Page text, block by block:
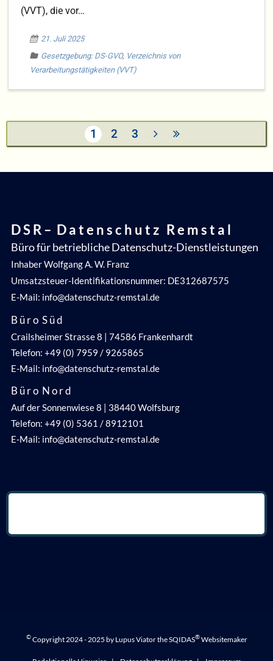
(VVT), die vor…
21. Juli 2025
Gesetzgebung: DS-GVO, Verzeichnis von
Verarbeitungstätigkeiten (VVT)
1 2 3
D S R – D a t e n s c h u t z R e m s t a l
Büro für betriebliche Datenschutz-Dienstleistungen
Inhaber Wolfgang A. W. Franz
Umsatzsteuer-Identifikationsnummer: DE312687575
E-Mail: info@datenschutz-remstal.de
B ü r o S ü d
Crailsheimer Strasse 8 | 74586 Frankenhardt
Telefon: +49 (0) 7959 / 9265865
E-Mail: info@datenschutz-remstal.de
B ü r o N o r d
Auf der Sonnenwiese 8 | 38440 Wolfsburg
Telefon: +49 (0) 5361 / 8912101
E-Mail: info@datenschutz-remstal.de
©Copyright 2024 - 2025 by Lupus Viator the SQIDAS®Websitemaker